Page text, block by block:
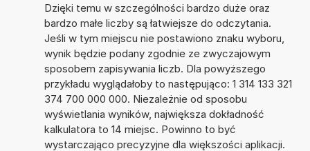
Dzięki temu w szczególności bardzo duże oraz
bardzo małe liczby są łatwiejsze do odczytania.
Jeśli w tym miejscu nie postawiono znaku wyboru,
wynik będzie podany zgodnie ze zwyczajowym
sposobem zapisywania liczb. Dla powyższego
przykładu wyglądałoby to następująco: 1 314 133 321
374 700 000 000. Niezależnie od sposobu
wyświetlania wyników, największa dokładność
kalkulatora to 14 miejsc. Powinno to być
wystarczająco precyzyjne dla większości aplikacji.